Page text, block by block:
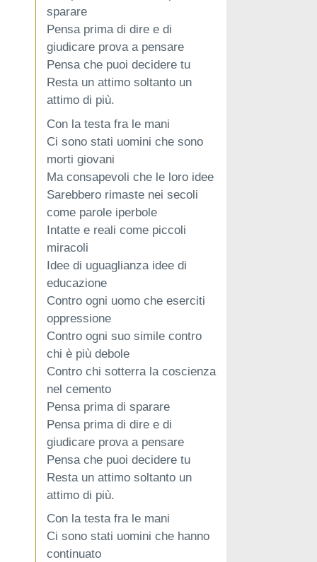
sparare
Pensa prima di dire e di
giudicare prova a pensare
Pensa che puoi decidere tu
Resta un attimo soltanto un
attimo di più.
Con la testa fra le mani
Ci sono stati uomini che sono
morti giovani
Ma consapevoli che le loro idee
Sarebbero rimaste nei secoli
come parole iperbole
Intatte e reali come piccoli
miracoli
Idee di uguaglianza idee di
educazione
Contro ogni uomo che eserciti
oppressione
Contro ogni suo simile contro
chi è più debole
Contro chi sotterra la coscienza
nel cemento
Pensa prima di sparare
Pensa prima di dire e di
giudicare prova a pensare
Pensa che puoi decidere tu
Resta un attimo soltanto un
attimo di più.
Con la testa fra le mani
Ci sono stati uomini che hanno
continuato